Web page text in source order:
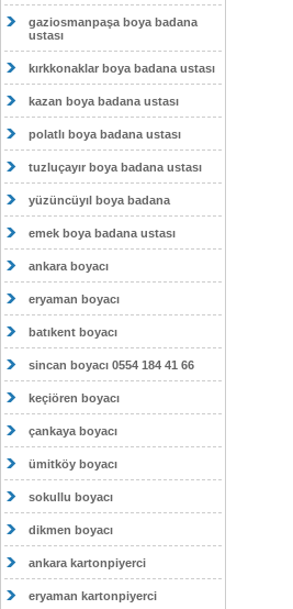
gaziosmanpaşa boya badana
ustası
kırkkonaklar boya badana ustası
kazan boya badana ustası
polatlı boya badana ustası
tuzluçayır boya badana ustası
yüzüncüyıl boya badana
emek boya badana ustası
ankara boyacı
eryaman boyacı
batıkent boyacı
sincan boyacı 0554 184 41 66
keçiören boyacı
çankaya boyacı
ümitköy boyacı
sokullu boyacı
dikmen boyacı
ankara kartonpiyerci
eryaman kartonpiyerci